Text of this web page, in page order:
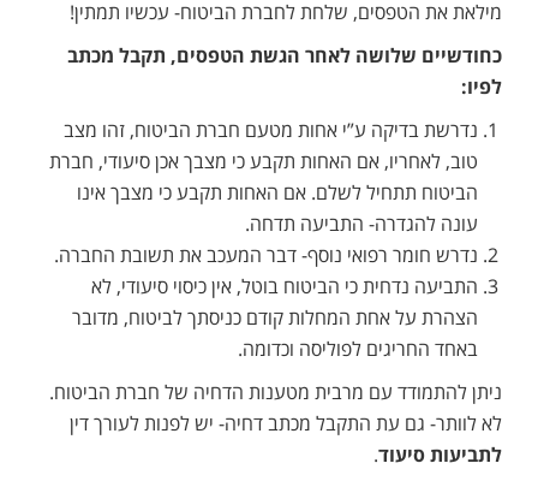
מילאת את הטפסים, שלחת לחברת הביטוח- עכשיו תמתין!
כחודשיים שלושה לאחר הגשת הטפסים, תקבל מכתב
לפיו:
נדרשת בדיקה ע”י אחות מטעם חברת הביטוח, זהו מצב
טוב, לאחריו, אם האחות תקבע כי מצבך אכן סיעודי, חברת
הביטוח תתחיל לשלם. אם האחות תקבע כי מצבך אינו
עונה להגדרה- התביעה תדחה.
נדרש חומר רפואי נוסף- דבר המעכב את תשובת החברה.
התביעה נדחית כי הביטוח בוטל, אין כיסוי סיעודי, לא
הצהרת על אחת המחלות קודם כניסתך לביטוח, מדובר
באחד החריגים לפוליסה וכדומה.
ניתן להתמודד עם מרבית מטענות הדחיה של חברת הביטוח.
לא לוותר- גם עת התקבל מכתב דחיה- יש לפנות לעורך דין
לתביעות סיעוד.